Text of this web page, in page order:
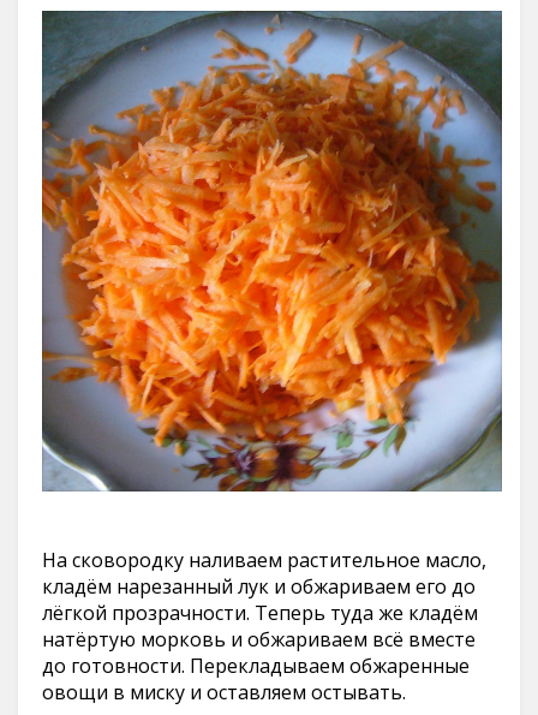
На сковородку наливаем растительное масло,
кладём нарезанный лук и обжариваем его до
лёгкой прозрачности. Теперь туда же кладём
натёртую морковь и обжариваем всё вместе
до готовности. Перекладываем обжаренные
овощи в миску и оставляем остывать.